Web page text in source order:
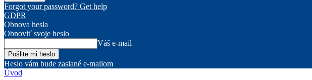
Forgot your password? Get help
GDPR
Obnova hesla
Obnoviť svoje heslo
Váš e-mail
Heslo vám bude zaslané e-mailom
Úvod